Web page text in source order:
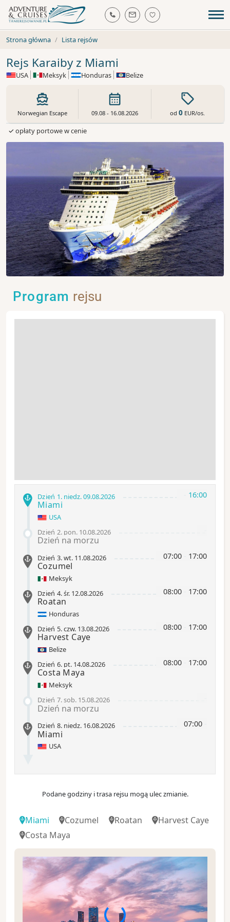
Strona główna Lista rejsów
Rejs Karaiby z Miami
USA Meksyk Honduras Belize
Norwegian Escape 09.08 - 16.08.2026 od0 EUR/os.
✓ opłaty portowe w cenie
Program rejsu
16:00
Dzień 1. niedz.09.08.2026
Miami
USA
Dzień 2. pon. 10.08.2026
Dzień na morzu
07:00 17:00
Dzień 3.wt. 11.08.2026
Cozumel
Meksyk
08:00 17:00
Dzień 4.śr. 12.08.2026
Roatan
Honduras
08:00 17:00
Dzień 5.czw. 13.08.2026
Harvest Caye
Belize
08:00 17:00
Dzień 6. pt. 14.08.2026
Costa Maya
Meksyk
Dzień 7.sob. 15.08.2026
Dzień na morzu
07:00
Dzień 8. niedz. 16.08.2026
Miami
USA
Podane godziny i trasa rejsu mogą ulec zmianie.
Miami Cozumel Roatan
Harvest Caye
Costa Maya